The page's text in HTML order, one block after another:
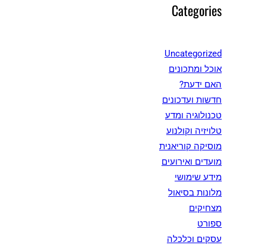
Categories
Uncategorized
אוכל ומתכונים
האם ידעת?
חדשות ועדכונים
טכנולוגיה ומדע
טלויזיה וקולנוע
מוסיקה קוריאנית
מועדים ואירועים
מידע שימושי
מלונות בסיאול
מצחיקים
ספורט
עסקים וכלכלה